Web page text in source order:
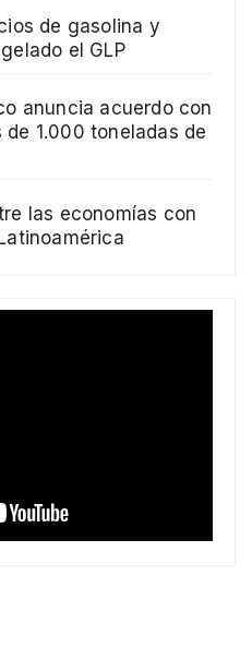
de gasolina y
el GLP
anuncia acuerdo con
de 1.000 toneladas de
las economías con